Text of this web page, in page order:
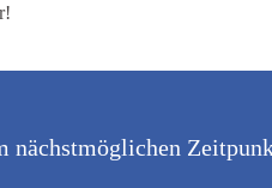
nächstmöglichen